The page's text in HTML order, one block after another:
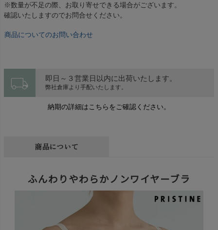
※数量が不足の際、お取り寄せできる場合がございます。
確認いたしますのでお問合せください。
商品についてのお問い合わせ
local_shipping 即日～３営業日以内に出荷いたします。
弊社倉庫より手配いたします。
納期の詳細はこちらをご確認ください。
商品について
ふんわりやわらかノンワイヤーブラ